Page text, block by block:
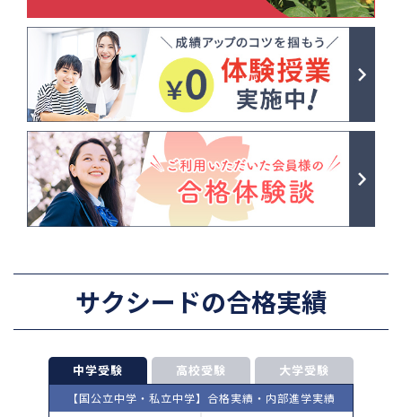
サクシードの合格実績
中学受験 高校受験 大学受験
【国公立中学・私立中学】合格実績・内部進学実績